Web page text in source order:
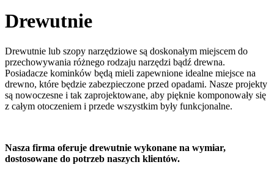
Drewutnie
Drewutnie lub szopy narzędziowe są doskonałym miejscem do
przechowywania różnego rodzaju narzędzi bądź drewna.
Posiadacze kominków będą mieli zapewnione idealne miejsce na
drewno, które będzie zabezpieczone przed opadami. Nasze projekty
są nowoczesne i tak zaprojektowane, aby pięknie komponowały się
z całym otoczeniem i przede wszystkim były funkcjonalne.
Nasza firma oferuje drewutnie wykonane na wymiar,
dostosowane do potrzeb naszych klientów.